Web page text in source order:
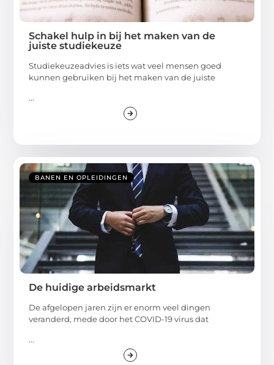
Schakel hulp in bij het maken van de
juiste studiekeuze
Studiekeuzeadvies is iets wat veel mensen goed
kunnen gebruiken bij het maken van de juiste
...
BANEN EN OPLEIDINGEN
De huidige arbeidsmarkt
De afgelopen jaren zijn er enorm veel dingen
veranderd, mede door het COVID-19 virus dat
...